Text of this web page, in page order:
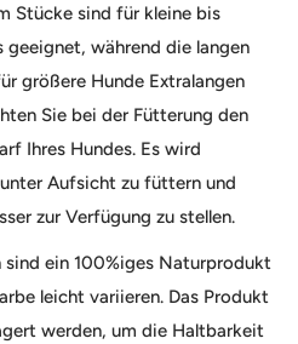
Stücke sind für kleine bis
während die langen
größere Hunde Extralangen
Sie bei der Fütterung den
Ihres Hundes. Es wird
Aufsicht zu füttern und
zur Verfügung zu stellen.
sind ein 100%iges Naturprodukt
leicht variieren. Das Produkt
werden, um die Haltbarkeit